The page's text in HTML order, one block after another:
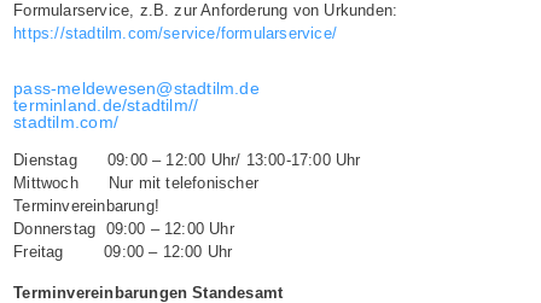
Formularservice, z.B. zur Anforderung von Urkunden:
https://stadtilm.com/service/formularservice/
pass-meldewesen@stadtilm.de
terminland.de/stadtilm//
stadtilm.com/
Dienstag 09:00 – 12:00 Uhr/ 13:00-17:00 Uhr
Mittwoch Nur mit telefonischer
Terminvereinbarung!
Donnerstag 09:00 – 12:00 Uhr
Freitag 09:00 – 12:00 Uhr
Terminvereinbarungen Standesamt